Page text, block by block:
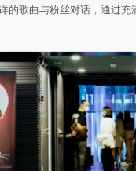
的歌曲与粉丝对话，通过